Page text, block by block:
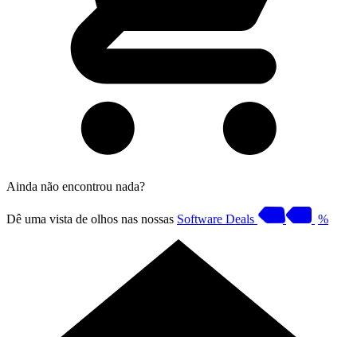
Ainda não encontrou nada?
Dê uma vista de olhos nas nossas Software Deals %